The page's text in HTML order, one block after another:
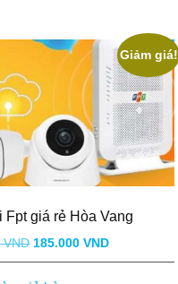
Giảm giá!
Fpt giá rẻ Hòa Vang
VND Giá
gốc
185.000VNDGiá
hiện